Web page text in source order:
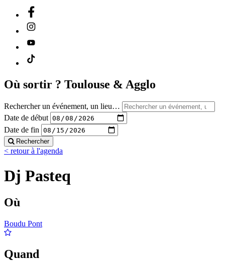
Où sortir ? Toulouse & Agglo
Rechercher un événement, un lieu…
Date de début
Date de fin
Rechercher
< retour à l'agenda
Dj Pasteq
Où
Boudu Pont
Quand